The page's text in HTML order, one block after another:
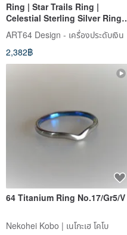
Ring | Star Trails Ring |
Celestial Sterling Silver Ring -
ART64
ART64 Design - เครื่องประดับเงิน
2,382฿
64 Titanium Ring No.17/Gr5/V
Nekohei Kobo | เนโกะเฮ โคโบ